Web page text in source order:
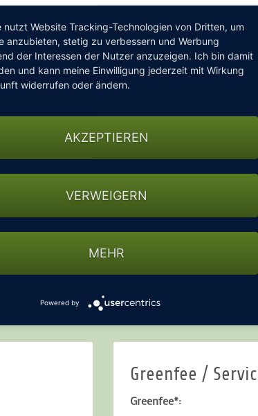
Anreise anmelden!
Greenfee /
Greenfee*:
nutzt Website Tracking-Technologien von Dritten, um
anzubieten, stetig zu verbessern und Werbung
der Interessen der Nutzer anzuzeigen. Ich bin damit
und kann meine Einwilligung jederzeit mit Wirkung
widerrufen oder ändern.
AKZEPTIEREN
VERWEIGERN
MEHR
Powered by